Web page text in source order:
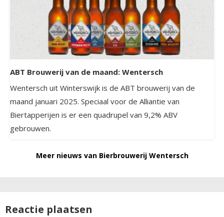
ABT Brouwerij van de maand: Wentersch
Wentersch uit Winterswijk is de ABT brouwerij van de
maand januari 2025. Speciaal voor de Alliantie van
Biertapperijen is er een quadrupel van 9,2% ABV
gebrouwen.
Meer nieuws van Bierbrouwerij Wentersch
Reactie plaatsen